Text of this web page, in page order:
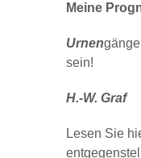
Meine
Urnen
sein!
H.-W. Graf
Lesen Sie